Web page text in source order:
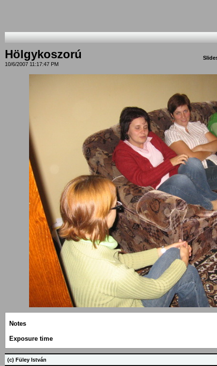
Hölgykoszorú
10/6/2007 11:17:47 PM
Notes
Exposure time
(c) Füley István